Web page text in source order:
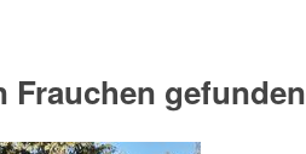
Frauchen gefunden